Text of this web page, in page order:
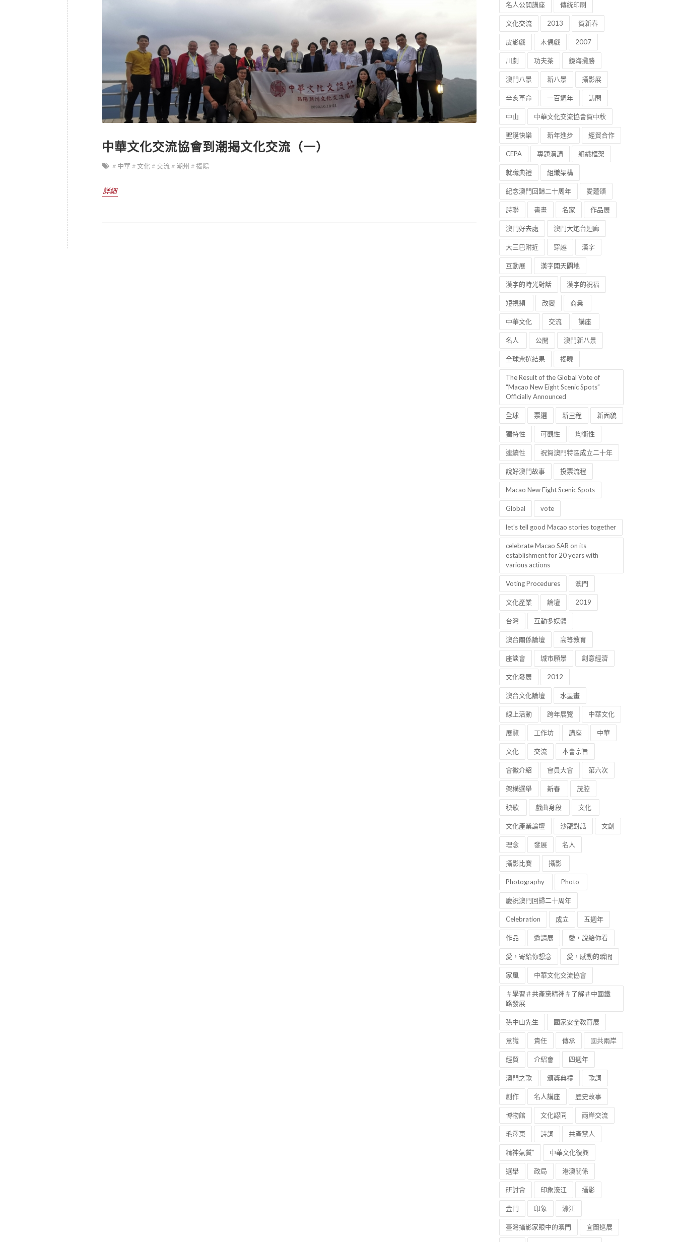
中華文化交流協會到潮揭文化交流（一）
# 中華# 文化# 交流# 潮州 # 揭陽
詳細
名人公開講座 傳統印刷
文化交流 2013 賀新春
皮影戲 木偶戲 2007
川劇 功夫茶 鏡海攬勝
澳門八景 新八景 攝影展
辛亥革命 一百週年 訪問
中山 中華文化交流協會賀中秋
聖誕快樂 新年進步 經貿合作
CEPA 專題演講 組織框架
就職典禮 組織架構
紀念澳門回歸二十周年 愛蓮頌
詩聯 書畫 名家 作品展
澳門好去處 澳門大炮台迴廊
大三巴附近 穿越 漢字
互動展 漢字開天闢地
漢字的時光對話 漢字的祝福
短視頻 改變 商業
中華文化 交流 講座
名人 公開 澳門新八景
全球票選結果 揭曉
The Result of the Global Vote of
“Macao New Eight Scenic Spots”
Officially Announced
全球 票選 新里程 新面貌
獨特性 可觀性 均衡性
連續性 祝賀澳門特區成立二十年
說好澳門故事 投票流程
Macao New Eight Scenic Spots
Global vote
let’s tell good Macao stories together
celebrate Macao SAR on its
establishment for 20 years with
various actions
Voting Procedures 澳門
文化產業 論壇 2019
台灣 互動多媒體
澳台關係論壇 高等教育
座談會 城市願景 創意經濟
文化發展 2012
澳台文化論壇 水墨畫
線上活動 跨年展覽 中華文化
展覽 工作坊 講座 中華
文化 交流 本會宗旨
會徽介紹 會員大會 第六次
架構選舉 新春 茂腔
秧歌 戲曲身段 文化
文化產業論壇 沙龍對話 文創
理念 發展 名人
攝影比賽 攝影
Photography Photo
慶祝澳門回歸二十周年
Celebration 成立 五週年
作品 邀請展 愛，說給你看
愛，寄給你想念 愛，感動的瞬間
家風 中華文化交流協會
＃學習＃共產黨精神＃了解＃中國鐵
路發展
孫中山先生 國家安全教育展
意識 責任 傳承 國共兩岸
經貿 介紹會 四週年
澳門之歌 頒獎典禮 歌詞
創作 名人講座 歷史故事
博物館 文化認同 兩岸交流
毛澤東 詩詞 共產黨人
精神氣質” 中華文化復興
選舉 政局 港澳關係
研討會 印象濠江 攝影
金門 印象 濠江
臺灣攝影家眼中的澳門 宜蘭巡展